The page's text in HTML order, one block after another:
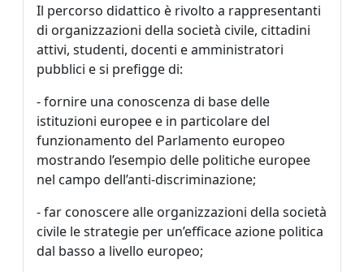
Il percorso didattico è rivolto a rappresentanti
di organizzazioni della società civile, cittadini
attivi, studenti, docenti e amministratori
pubblici e si prefigge di:
- fornire una conoscenza di base delle
istituzioni europee e in particolare del
funzionamento del Parlamento europeo
mostrando l’esempio delle politiche europee
nel campo dell’anti-discriminazione;
- far conoscere alle organizzazioni della società
civile le strategie per un’efficace azione politica
dal basso a livello europeo;